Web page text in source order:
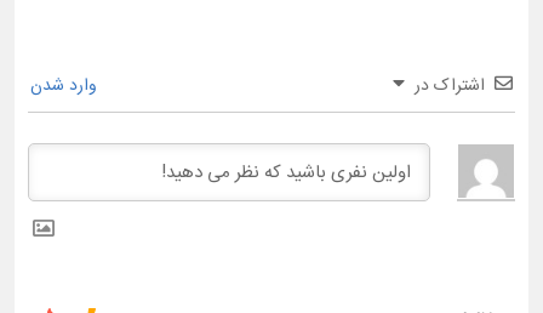
اشتراک در وارد شدن